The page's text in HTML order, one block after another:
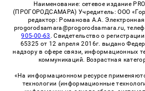
Наименование: сетевое издание
(ПРОГОРОДСАМАРА) Учредитель: ООО
редактор: Романова А.А.
progorodsamara@progorodsamara.ru,
905-00-63 . Свидетельство о
65325 от 12 апреля 2016г. выдано
надзору в сфере связи, информационных
коммуникаций. Возрастная
«На информационном ресурсе
технологии (информационные